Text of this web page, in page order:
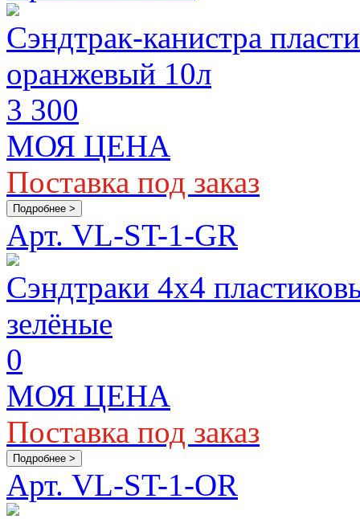
Сэндтрак-канистра
оранжевый 10л
3 300
МОЯ ЦЕНА
Поставка под заказ
Подробнее >
Арт. VL-ST-1-GR
Сэндтраки 4x4
зелёные
0
МОЯ ЦЕНА
Поставка под заказ
Подробнее >
Арт. VL-ST-1-OR